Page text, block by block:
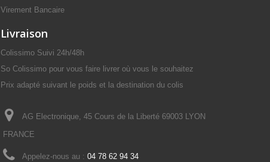
Virement Bancaire
Livraison
Colissimo Suivi 24h/48h
So Colissimo pour vous faire livrer où vous le souhaitez
Prix adapté suivant le poids et la destination du colis
AG Electronique, 45 Cours de la Liberté 69003 LYON
FRANCE
Appelez-nous au : 04 78 62 94 34